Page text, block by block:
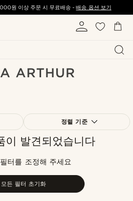
원 이상 주문 시 무료배송 -배송 옵션 보기
ARTHUR
정렬 기준
가장 인기 있는
낮은가격순
높은가격순
이 발견되었습니다
터를 조정해 주세요
모든 필터 초기화